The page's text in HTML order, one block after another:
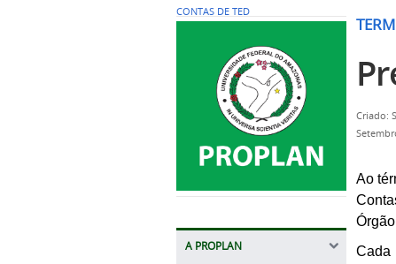
CONTAS DE TED
A PROPLAN
Criado:
Ao
Cada